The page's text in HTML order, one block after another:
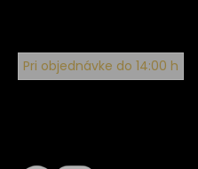
Pri objednávke do 14:00 h